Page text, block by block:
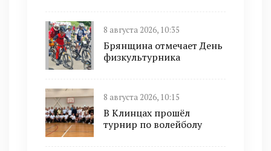
8 августа 2026, 10:35
Брянщина отмечает День
физкультурника
8 августа 2026, 10:15
В Клинцах прошёл
турнир по волейболу